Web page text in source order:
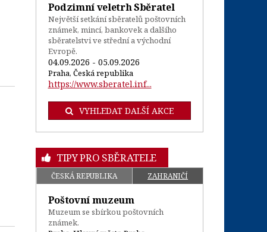
Podzimní veletrh Sběratel
Největší setkání sběratelů poštovních
známek, mincí, bankovek a dalšího
sběratelstvi ve střední a východní
Evropě.
04.09.2026 - 05.09.2026
Praha, Česká republika
https://www.sberatel.inf...
VYHLEDAT DALŠÍ AKCE
TIPY PRO SBĚRATELE
ČESKÁ REPUBLIKA ZAHRANIČÍ
Poštovní muzeum
Muzeum se sbírkou poštovních
známek.